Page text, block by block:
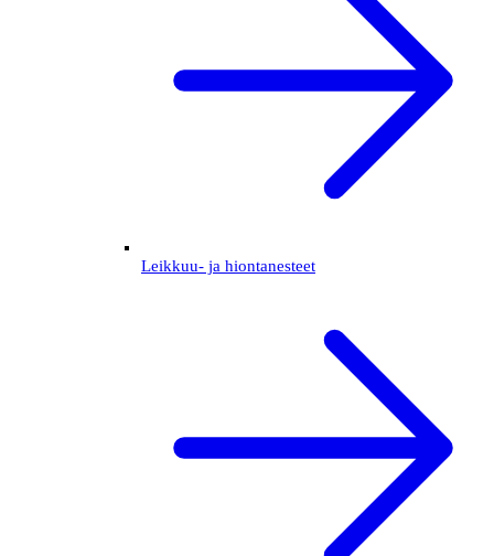
Leikkuu- ja hiontanesteet